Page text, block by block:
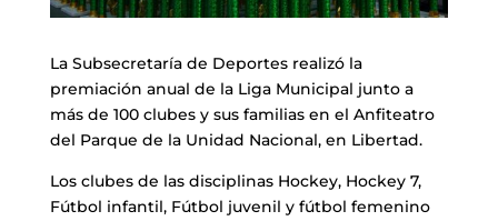
La Subsecretaría de Deportes realizó la
premiación anual de la Liga Municipal junto a
más de 100 clubes y sus familias en el Anfiteatro
del Parque de la Unidad Nacional, en Libertad.
Los clubes de las disciplinas Hockey, Hockey 7,
Fútbol infantil, Fútbol juvenil y fútbol femenino